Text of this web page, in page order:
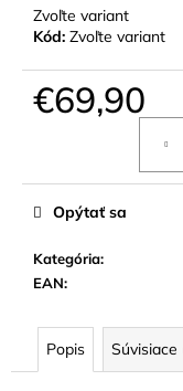
Zvoľte variant
Kód: Zvoľte variant
€69,90
Kategória:
EAN:
Opýtať sa
Popis Súvisiace